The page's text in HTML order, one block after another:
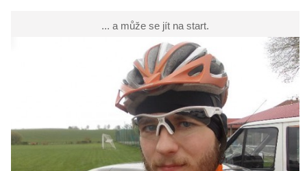
... a může se jít na start.